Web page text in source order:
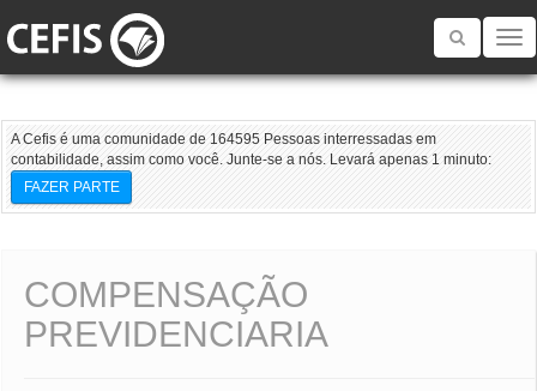
Toggle
A Cefis é uma comunidade de 164595 Pessoas interressadas em
contabilidade, assim como você. Junte-se a nós. Levará apenas 1 minuto:
FAZER PARTE
COMPENSAÇÃO
PREVIDENCIARIA